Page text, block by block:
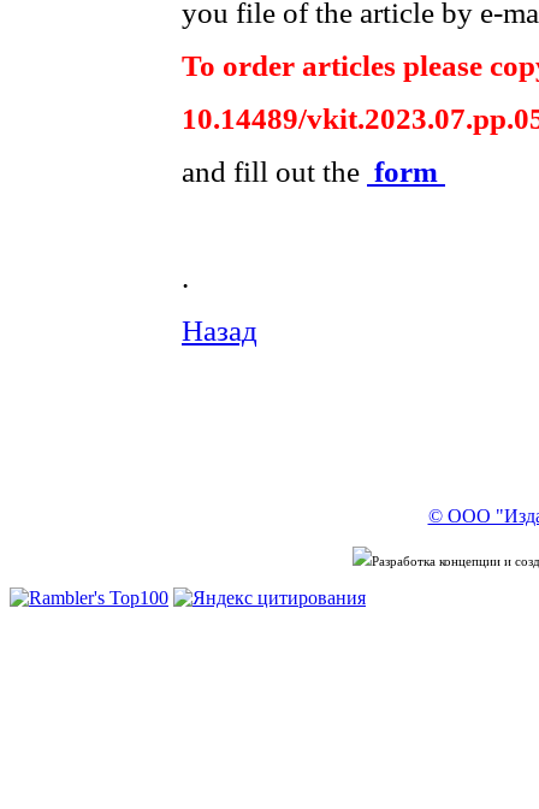
you file of the article by e-
To order articles please
10.14489/
and fill out the form
.
Назад
© ООО
Разработка концепции и